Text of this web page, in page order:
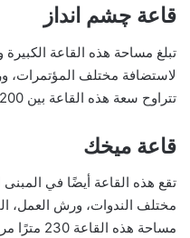
قاعة چشم انداز
لاستضافة مختلف المؤتمرات،
تتراوح سعة هذه القاعة بين 200 إلى 300 شخص.
قاعة ميخك
تقع هذه القاعة أيضًا في
مختلف الندوات، ورش العمل،